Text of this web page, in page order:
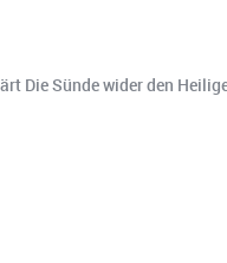
Die Sünde wider den